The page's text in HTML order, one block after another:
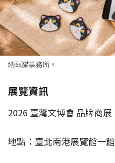
納茲貓事務所。
展覽資訊
2026 臺灣文博會 品牌商展
地點：臺北南港展覽館一館